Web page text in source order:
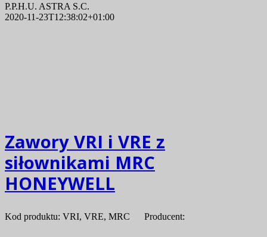
P.P.H.U. ASTRA S.C.
2020-11-23T12:38:02+01:00
Zawory VRI i VRE z
siłownikami MRC
HONEYWELL
Kod produktu: VRI, VRE, MRC Producent: